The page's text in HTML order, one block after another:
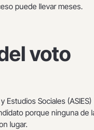
puede llevar meses.
voto
Estudios Sociales (ASIES)
porque ninguna de
lugar.